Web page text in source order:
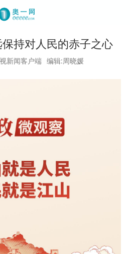
持对人民的赤子之心
新闻客户端 编辑:周晓媛